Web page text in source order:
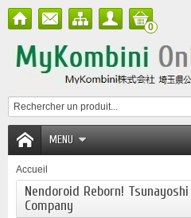
0
MENU
Accueil
Nendoroid Reborn!
Company